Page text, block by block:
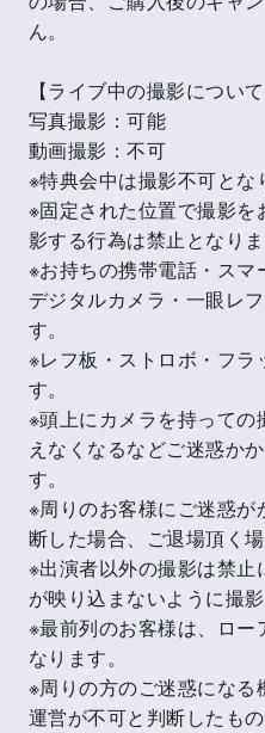
ん。
【ライブ中の撮影について
写真撮影：可能
動画撮影：不可
※特典会中は撮影不可とな
※固定された位置で撮影を
影する行為は禁止となりま
※お持ちの携帯電話・スマ
デジタルカメラ・一眼レ
す。
※レフ板・ストロボ・フラ
す。
※頭上にカメラを持っての
えなくなるなどご迷惑か
す。
※周りのお客様にご迷惑が
断した場合、ご退場頂く
※出演者以外の撮影は禁止
が映り込まないように撮
※最前列のお客様は、ロー
なります。
※周りの方のご迷惑になる
運営が不可と判断したも